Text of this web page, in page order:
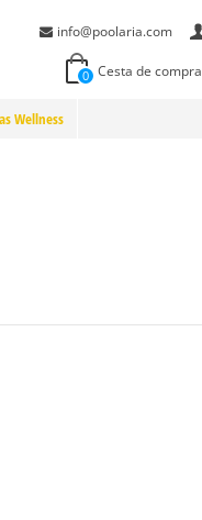
info@poolaria.com
0 Cesta de compra
Wellness